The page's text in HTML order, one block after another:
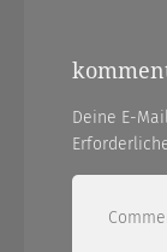
Deine E-